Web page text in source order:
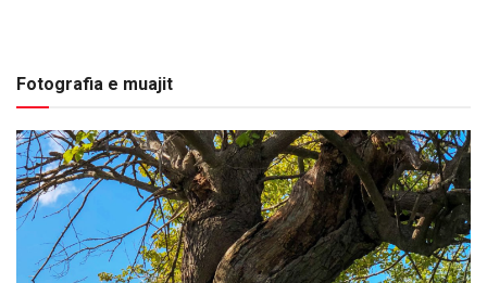
Fotografia e muajit